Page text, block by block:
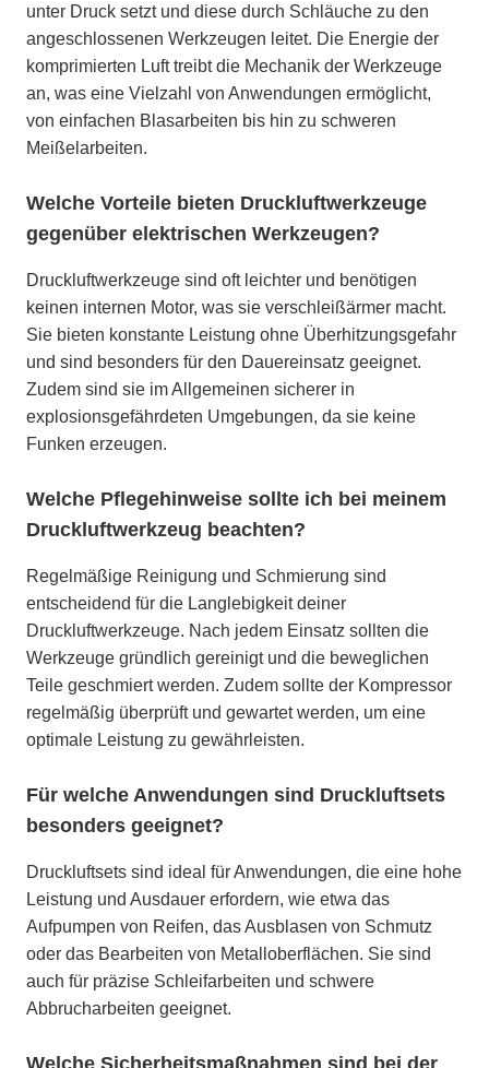
unter Druck setzt und diese durch Schläuche zu den
angeschlossenen Werkzeugen leitet. Die Energie der
komprimierten Luft treibt die Mechanik der Werkzeuge
an, was eine Vielzahl von Anwendungen ermöglicht,
von einfachen Blasarbeiten bis hin zu schweren
Meißelarbeiten.
Welche Vorteile bieten Druckluftwerkzeuge
gegenüber elektrischen Werkzeugen?
Druckluftwerkzeuge sind oft leichter und benötigen
keinen internen Motor, was sie verschleißärmer macht.
Sie bieten konstante Leistung ohne Überhitzungsgefahr
und sind besonders für den Dauereinsatz geeignet.
Zudem sind sie im Allgemeinen sicherer in
explosionsgefährdeten Umgebungen, da sie keine
Funken erzeugen.
Welche Pflegehinweise sollte ich bei meinem
Druckluftwerkzeug beachten?
Regelmäßige Reinigung und Schmierung sind
entscheidend für die Langlebigkeit deiner
Druckluftwerkzeuge. Nach jedem Einsatz sollten die
Werkzeuge gründlich gereinigt und die beweglichen
Teile geschmiert werden. Zudem sollte der Kompressor
regelmäßig überprüft und gewartet werden, um eine
optimale Leistung zu gewährleisten.
Für welche Anwendungen sind Druckluftsets
besonders geeignet?
Druckluftsets sind ideal für Anwendungen, die eine hohe
Leistung und Ausdauer erfordern, wie etwa das
Aufpumpen von Reifen, das Ausblasen von Schmutz
oder das Bearbeiten von Metalloberflächen. Sie sind
auch für präzise Schleifarbeiten und schwere
Abbrucharbeiten geeignet.
Welche Sicherheitsmaßnahmen sind bei der